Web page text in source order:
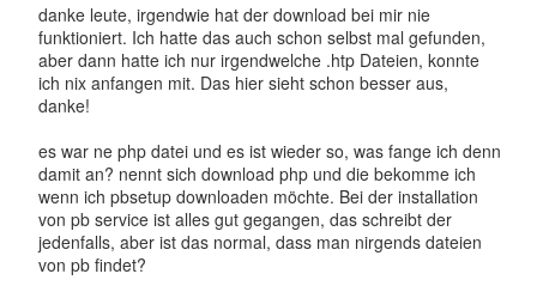
danke leute, irgendwie hat der download bei mir nie
funktioniert. Ich hatte das auch schon selbst mal gefunden,
aber dann hatte ich nur irgendwelche .htp Dateien, konnte
ich nix anfangen mit. Das hier sieht schon besser aus,
danke!
es war ne php datei und es ist wieder so, was fange ich denn
damit an? nennt sich download php und die bekomme ich
wenn ich pbsetup downloaden möchte. Bei der installation
von pb service ist alles gut gegangen, das schreibt der
jedenfalls, aber ist das normal, dass man nirgends dateien
von pb findet?